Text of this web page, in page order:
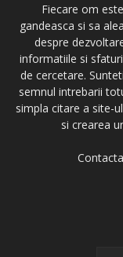
Fiecare om
gandeasca si sa
despre
informatiile si
de cercetare.
semnul intrebarii
simpla citare a site-
si crearea